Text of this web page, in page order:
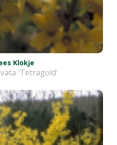
Klokje
'Tetragold'